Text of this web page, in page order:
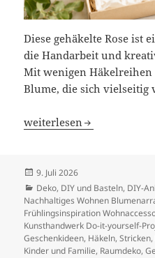
Diese gehäkelte Rose ist
die Handarbeit und
Mit wenigen
Blume, die sich vielseitig
Gehäkelte Rose
weiterlesen
Veröffentlicht
am
9. Juli 2026
Kategorien
Deko, DIY und Basteln, DIY-
Nachhaltiges Wohnen
Frühlingsinspiration
Kunsthandwerk Do-it-yourself-
Geschenkideen, Häkeln, Stricken,
Kinder und Familie, Raumdeko,